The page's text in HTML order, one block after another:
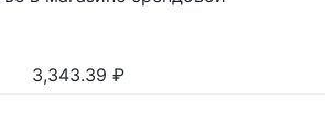
3,343.39 ₽